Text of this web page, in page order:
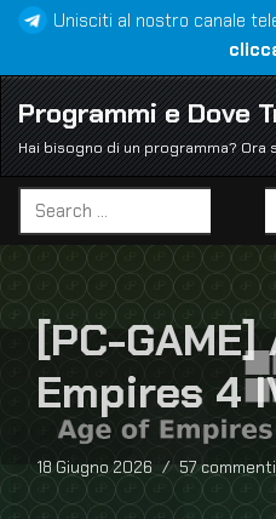
al
contenuto
Unisciti al nostro canale
Programmi e Dove
Hai bisogno di un programma? Ora
[PC-
Empires 4
18 Giugno 2026 57 commenti